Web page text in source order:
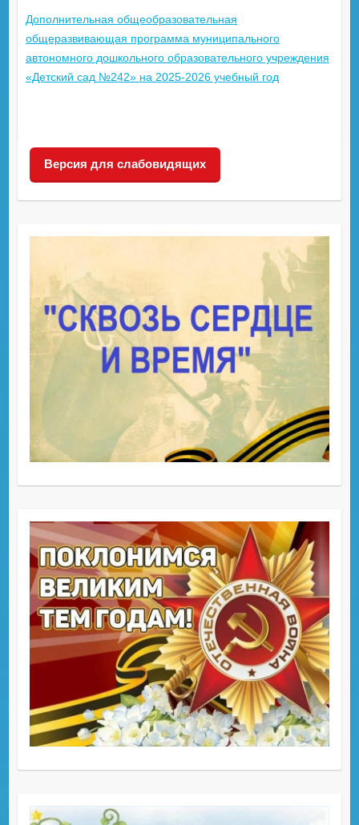
Дополнительная общеобразовательная
общеразвивающая программа муниципального
автономного дошкольного образовательного учреждения
«Детский сад №242» на 2025-2026 учебный год
Версия для слабовидящих